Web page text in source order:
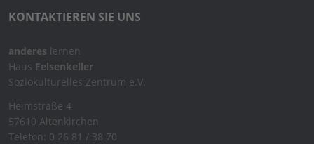
KONTAKTIEREN SIE UNS
anderes lernen
Haus Felsenkeller
Soziokulturelles Zentrum e.V.
Heimstraße 4
57610 Altenkirchen
Telefon: 0 26 81 / 38 70